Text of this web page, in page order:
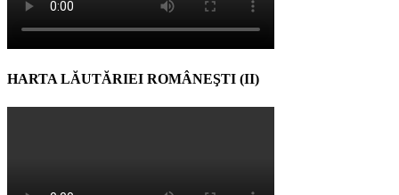
HARTA LĂUTĂRIEI ROMÂNEŞTI (II)